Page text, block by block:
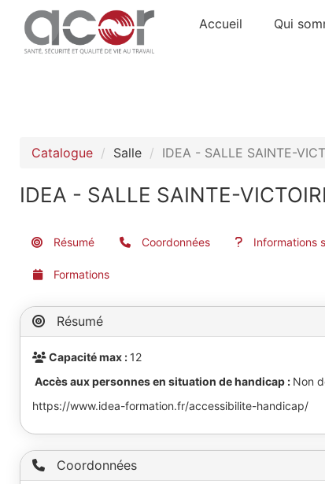
Accueil Qui
Catalogue Salle IDEA - SALLE SAINTE-
IDEA - SALLE SAINTE-
Résumé Coordonnées Informations
Formations
Résumé
Capacité max : 12
Accès aux personnes en situation de handicap : Non
https://www.idea-formation.fr/accessibilite-handicap/
Coordonnées